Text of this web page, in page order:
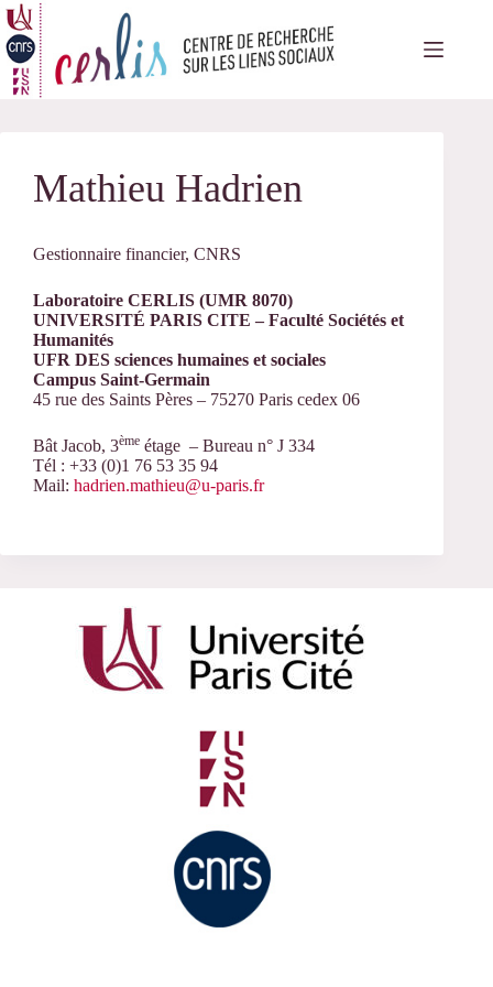
Passer
au
contenu
Mathieu Hadrien
Gestionnaire financier, CNRS
Laboratoire CERLIS (UMR 8070)
UNIVERSITÉ PARIS CITE – Faculté Sociétés et
Humanités
UFR DES sciences humaines et sociales
Campus Saint-Germain
45 rue des Saints Pères – 75270 Paris cedex 06
Bât Jacob, 3ème étage – Bureau n° J 334
Tél : +33 (0)1 76 53 35 94
Mail: hadrien.mathieu@u-paris.fr